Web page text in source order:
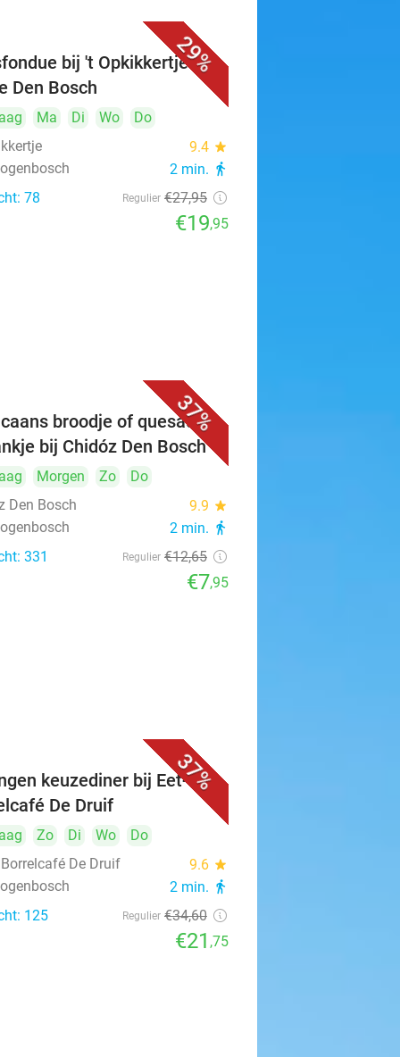
29%
bij 't Opkikkertje in
Den Bosch
Ma Di Wo
Do
9.4 star
2 min. directions_walk
78 Regulier €27,95
€19,95
37%
broodje of quesadilla
bij Chidóz Den Bosch
Morgen Zo
Do
Den Bosch
9.9 star
2 min. directions_walk
331 Regulier €12,65
€7,95
37%
keuzediner bij Eet- &
De Druif
Zo Di Wo
Do
Borrelcafé De Druif
9.6 star
2 min. directions_walk
125 Regulier €34,60
€21 ,75